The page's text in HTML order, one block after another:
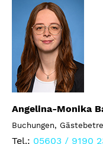
Angelina-Monika
Buchungen,
Tel.: 05603 / 9190